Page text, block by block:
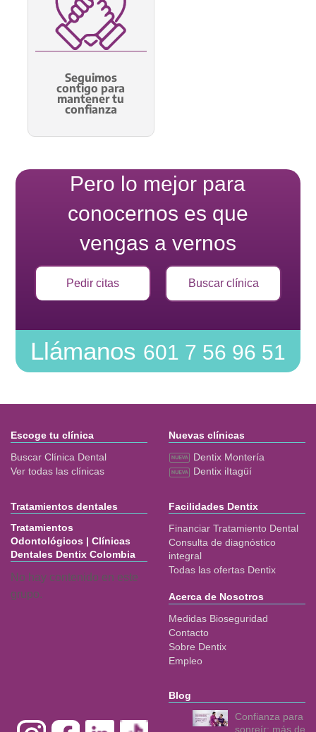
Seguimos
contigo para
mantener tu
confianza
Pero lo mejor para
conocernos es que
vengas a vernos
Pedir citas Buscar clínica
Llámanos 601 7 56 96 51
Escoge tu clínica
Buscar Clínica Dental
Ver todas las clínicas
Nuevas clínicas
Dentix Montería
Dentix iItagüí
Tratamientos dentales
Tratamientos
Odontológicos | Clínicas
Dentales Dentix Colombia
No hay contenido en este
grupo.
Facilidades Dentix
Financiar Tratamiento Dental
Consulta de diagnóstico
integral
Todas las ofertas Dentix
Acerca de Nosotros
Medidas Bioseguridad
Contacto
Sobre Dentix
Empleo
Blog
Confianza para
sonreír: más de